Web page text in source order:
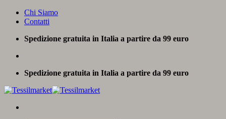
Salta
Chi Siamo
Contatti
Spedizione gratuita in Italia a partire da 99 euro
Spedizione gratuita in Italia a partire da 99 euro